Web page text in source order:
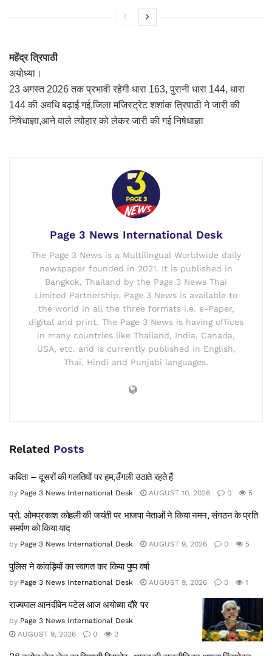
महेंद्र त्रिपाठी
अयोध्या।
23 अगस्त 2026 तक प्रभावी रहेगी धारा 163, पुरानी धारा 144, धारा
144 की अवधि बढ़ाई गई,जिला मजिस्ट्रेट शशांक त्रिपाठी ने जारी की
निषेधाज्ञा,आने वाले त्योहार को लेकर जारी की गई निषेधाज्ञा
Page 3 News International Desk
The Page 3 News is a Multilingual Worldwide daily
newspaper founded in 2021. It is published in
Bangkok, Thailand by the Page 3 News Thai
Limited Partnership. Page 3 News is available to
the world in all the three formats i.e. e-Paper,
digital and print. The Page 3 News is having offices
in many countries like Thailand, India, Canada,
USA, etc. and is currently published in English,
Thai, Hindi and Punjabi languages.
Related Posts
कविता – दूसरों की गलतियों पर हम,उँगली उठाते रहते हैं
by Page 3 News International Desk AUGUST 10, 2026 0 5
प्रो. ओमप्रकाश कोहली की जयंती पर भाजपा नेताओं ने किया नमन, संगठन के प्रति
समर्पण को किया याद
by Page 3 News International Desk AUGUST 9, 2026 0 5
पुलिस ने कांवड़ियों का स्वागत कर किया पुष्प वर्षा
by Page 3 News International Desk AUGUST 9, 2026 0 1
राज्यपाल आनंदीबेन पटेल आज अयोध्या दौरे पर
by Page 3 News International Desk
AUGUST 9, 2026
0 2